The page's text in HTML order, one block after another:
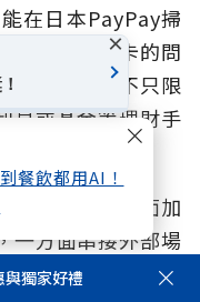
餐飲都用AI！
在日本PayPay掃
家不收信用卡的問
數的用途將不只限
息或基金等理財手
據，玉山一方面加
一方面串接外部場
續流動、彼此強化
獨家好禮
×